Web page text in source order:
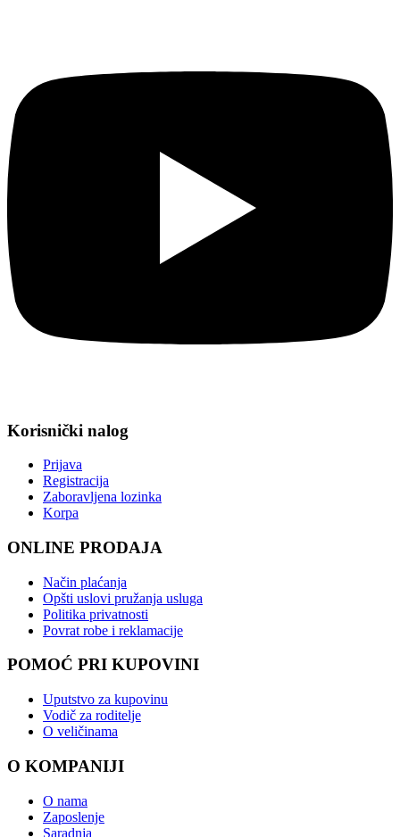
Korisnički nalog
Prijava
Registracija
Zaboravljena lozinka
Korpa
ONLINE PRODAJA
Način plaćanja
Opšti uslovi pružanja usluga
Politika privatnosti
Povrat robe i reklamacije
POMOĆ PRI KUPOVINI
Uputstvo za kupovinu
Vodič za roditelje
O veličinama
O KOMPANIJI
O nama
Zaposlenje
Saradnja